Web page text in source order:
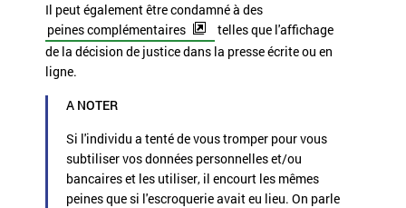
Il peut également être condamné à des
peines complémentaires
telles que l'affichage
de la décision de justice dans la presse écrite ou en
ligne.
A NOTER
Si l'individu a tenté de vous tromper pour vous
subtiliser vos données personnelles et/ou
bancaires et les utiliser, il encourt les mêmes
peines que si l'escroquerie avait eu lieu. On parle